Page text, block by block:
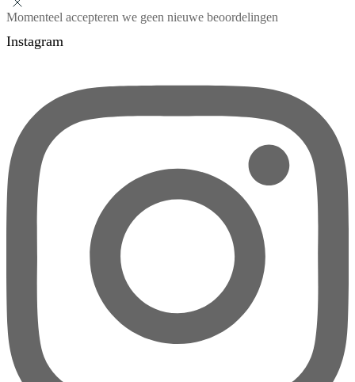
Momenteel accepteren we geen nieuwe beoordelingen
Instagram